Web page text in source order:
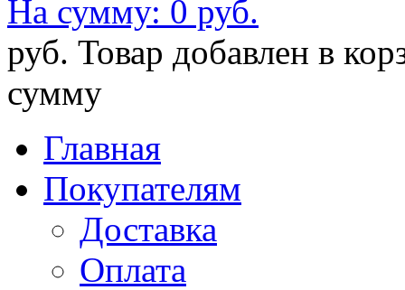
На сумму: 0 руб.
руб. Товар добавлен в
сумму
Главная
Покупателям
Доставка
Оплата